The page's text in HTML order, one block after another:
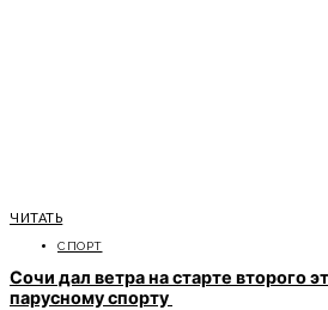
ЧИТАТЬ
СПОРТ
Сочи дал ветра на старте второго
парусному спорту